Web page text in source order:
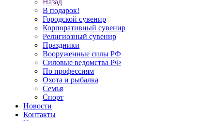
Назад
В подарок!
Городской сувенир
Корпоративный сувенир
Религиозный сувенир
Праздники
Вооруженные силы РФ
Силовые ведомства РФ
По профессиям
Охота и рыбалка
Семья
Спорт
Новости
Контакты